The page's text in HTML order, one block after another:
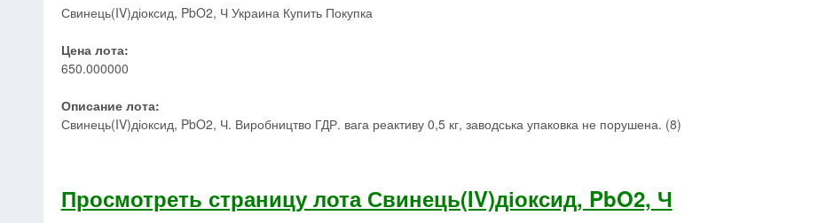
Свинець(IV)діоксид, PbO2, Ч Украина Купить Покупка
Цена лота:
650.000000
Описание лота:
Свинець(IV)діоксид, PbO2, Ч. Виробництво ГДР. вага реактиву 0,5 кг, заводська упаковка не порушена. (8)
Просмотреть страницу лота Свинець(IV)діоксид, PbO2, Ч